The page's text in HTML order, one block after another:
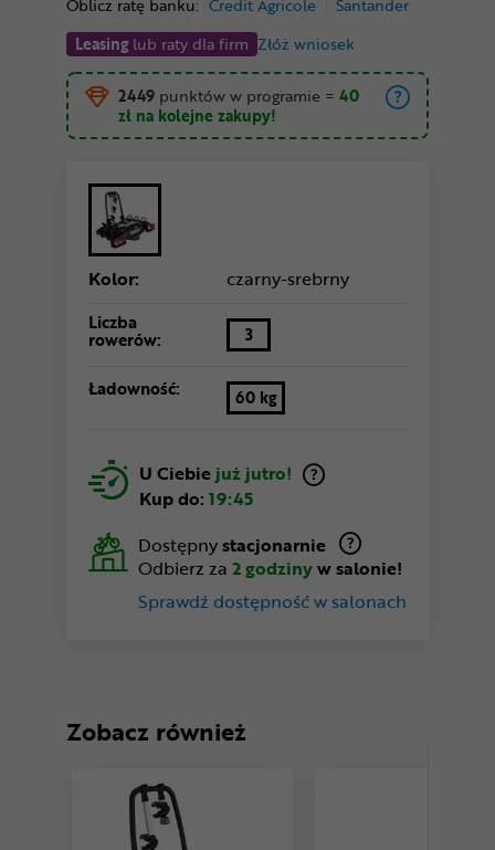
Oblicz ratę banku: Credit Agricole
Santander
Leasinglub raty dla firm Złóż wniosek
2449 punktów w programie = 40
zł na kolejne zakupy!
Kolor: czarny-srebrny
Liczba
rowerów: 3
Ładowność: 60 kg
U Ciebie już jutro!
Kup do: 19:45
Dostępnystacjonarnie
Odbierz za 2 godzinyw salonie!
Sprawdź dostępność w salonach
Zobacz również